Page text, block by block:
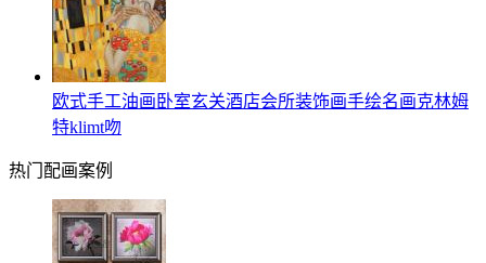
欧式手工油画卧室玄关酒店会所装饰画手绘名画克林姆
特klimt吻
热门配画案例